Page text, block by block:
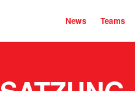
News Teams